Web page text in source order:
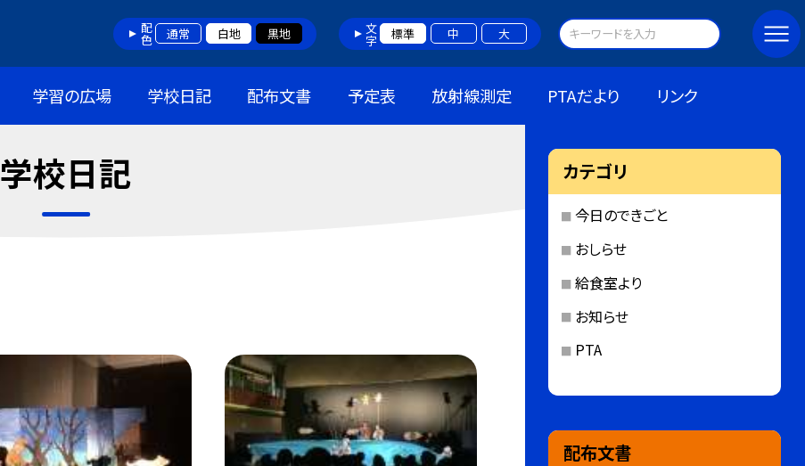
配色 通常 白地 黒地 文字 標準 中 大
学習の広場 学校日記 配布文書 予定表 放射線測定 PTAだより リンク
学校日記 カテゴリ
今日のできごと
おしらせ
給食室より
お知らせ
PTA
配布文書